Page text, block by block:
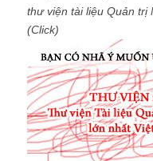
thư viện tài liệu Quản trị
(Click)